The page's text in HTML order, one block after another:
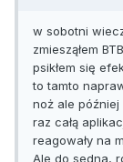
w sobotni
zmiesząłem
psikłem się
to tamto
noż ale później
raz całą
reagowały na
Ale do sedna,